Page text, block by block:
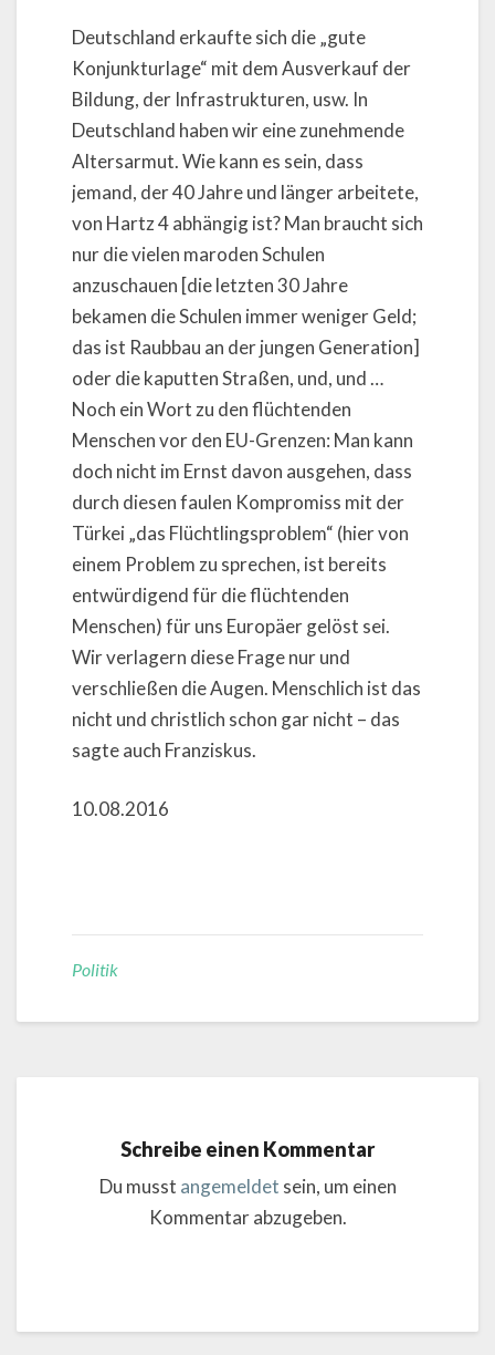
Deutschland erkaufte sich die „gute
Konjunkturlage“ mit dem Ausverkauf der
Bildung, der Infrastrukturen, usw. In
Deutschland haben wir eine zunehmende
Altersarmut. Wie kann es sein, dass
jemand, der 40 Jahre und länger arbeitete,
von Hartz 4 abhängig ist? Man braucht sich
nur die vielen maroden Schulen
anzuschauen [die letzten 30 Jahre
bekamen die Schulen immer weniger Geld;
das ist Raubbau an der jungen Generation]
oder die kaputten Straßen, und, und …
Noch ein Wort zu den flüchtenden
Menschen vor den EU-Grenzen: Man kann
doch nicht im Ernst davon ausgehen, dass
durch diesen faulen Kompromiss mit der
Türkei „das Flüchtlingsproblem“ (hier von
einem Problem zu sprechen, ist bereits
entwürdigend für die flüchtenden
Menschen) für uns Europäer gelöst sei.
Wir verlagern diese Frage nur und
verschließen die Augen. Menschlich ist das
nicht und christlich schon gar nicht – das
sagte auch Franziskus.
10.08.2016
Politik
Schreibe einen Kommentar
Du musst angemeldet sein, um einen
Kommentar abzugeben.